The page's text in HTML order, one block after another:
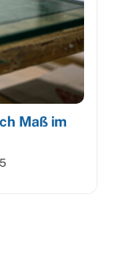
Maß im